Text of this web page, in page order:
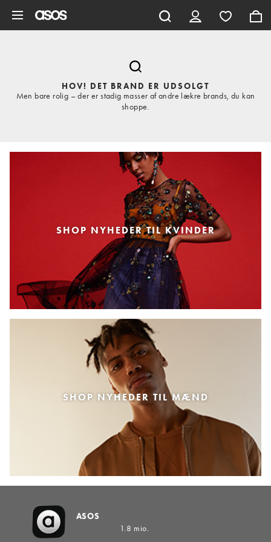
HOV! DET BRAND ER UDSOLGT
Men bare rolig – der er stadig masser af andre lækre brands, du kan
shoppe.
SHOP NYHEDER TIL KVINDER
SHOP NYHEDER TIL MÆND
ASOS
1.8 mio.